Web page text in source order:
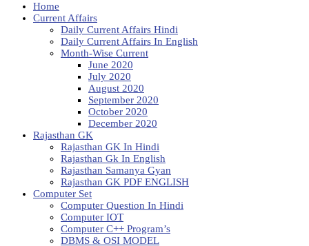
Home
Current Affairs
Daily Current Affairs Hindi
Daily Current Affairs In English
Month-Wise Current
June 2020
July 2020
August 2020
September 2020
October 2020
December 2020
Rajasthan GK
Rajasthan GK In Hindi
Rajasthan Gk In English
Rajasthan Samanya Gyan
Rajasthan GK PDF ENGLISH
Computer Set
Computer Question In Hindi
Computer IOT
Computer C++ Program’s
DBMS & OSI MODEL